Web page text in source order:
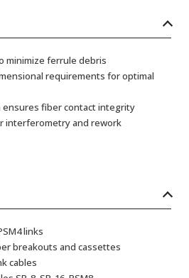
minimize ferrule debris
requirements for optimal
fiber contact integrity
interferometry and rework
links
breakouts and cassettes
cables